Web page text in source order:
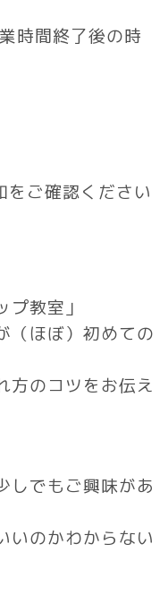
時間終了後の時
をご確認ください
教室」
（ほぼ）初めての
方のコツをお伝え
しでもご興味があ
いのかわからない